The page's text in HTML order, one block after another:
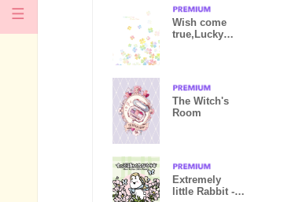
Wish come
true,Lucky
The Witch's
Room
Extremely
little Rabbit -